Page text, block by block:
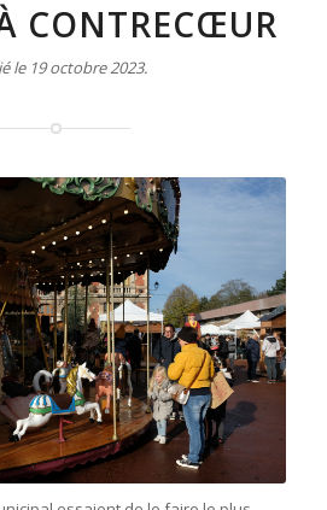
CONTRECŒUR
le 19 octobre 2023.